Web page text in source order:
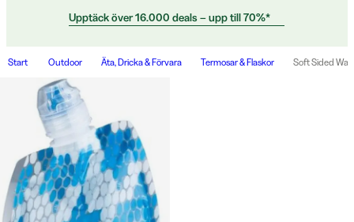
Upptäck över 16.000 deals – upp till 70%*
Start Outdoor Äta, Dricka & Förvara Termosar & Flaskor Soft Sided